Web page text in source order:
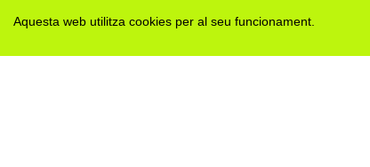
Aquesta web utilitza cookies per al seu funcionament.